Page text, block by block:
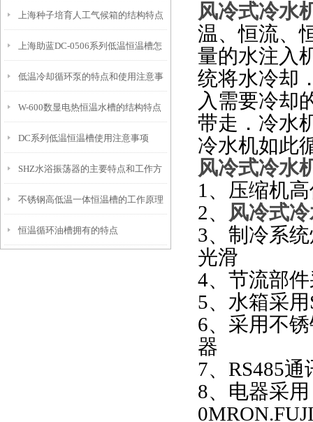
和工作程序
上海种子培育人工气候箱的结构特点
与优势介绍
上海助蓝DC-0506系列低温恒温槽怎
么使用
低温冷却循环泵的特点和使用注意事
项
W-600数显电热恒温水槽的结构特点
与注意事项
DC系列低温恒温槽使用注意事项
SHZ水浴振荡器的主要特点和工作方
式是怎样的
不锈钢高低温一体恒温槽的工作原理
和控制系统介绍
恒温循环油槽拥有的特点
风冷式冷水
温、恒流、
量的水注入
统将水冷却
入需要冷却
带走．冷水
冷水机如此
风冷式冷水
1、 压缩机高
2、 风冷式
3、 制冷系
光滑
4、 节流部
5、 水箱采用
6、 采用不
器
7、 RS485
8、 电器采用
0MRON.